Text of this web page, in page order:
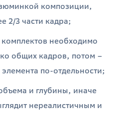
композиции,
2/3 части кадра;
необходимо
общих кадров, потом –
по-отдельности;
и глубины, иначе
нереалистичным и